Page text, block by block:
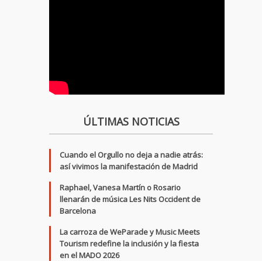
ÚLTIMAS NOTICIAS
Cuando el Orgullo no deja a nadie atrás:
así vivimos la manifestación de Madrid
Raphael, Vanesa Martín o Rosario
llenarán de música Les Nits Occident de
Barcelona
La carroza de WeParade y Music Meets
Tourism redefine la inclusión y la fiesta
en el MADO 2026